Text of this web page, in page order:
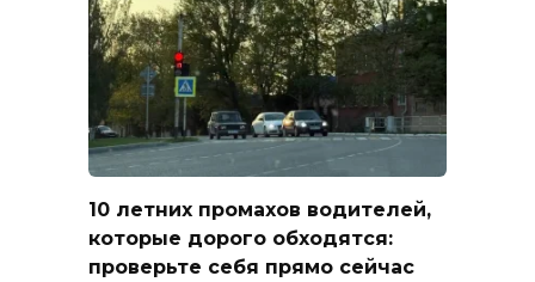
10 летних промахов водителей,
которые дорого обходятся:
проверьте себя прямо сейчас